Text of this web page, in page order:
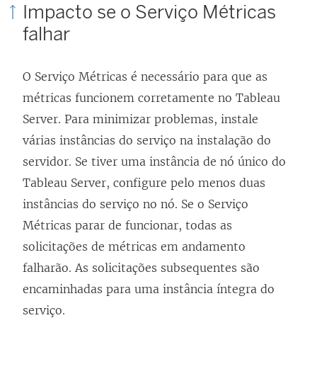
Impacto se o Serviço Métricas
falhar
O Serviço Métricas é necessário para que as
métricas funcionem corretamente no Tableau
Server. Para minimizar problemas, instale
várias instâncias do serviço na instalação do
servidor. Se tiver uma instância de nó único do
Tableau Server, configure pelo menos duas
instâncias do serviço no nó. Se o Serviço
Métricas parar de funcionar, todas as
solicitações de métricas em andamento
falharão. As solicitações subsequentes são
encaminhadas para uma instância íntegra do
serviço.